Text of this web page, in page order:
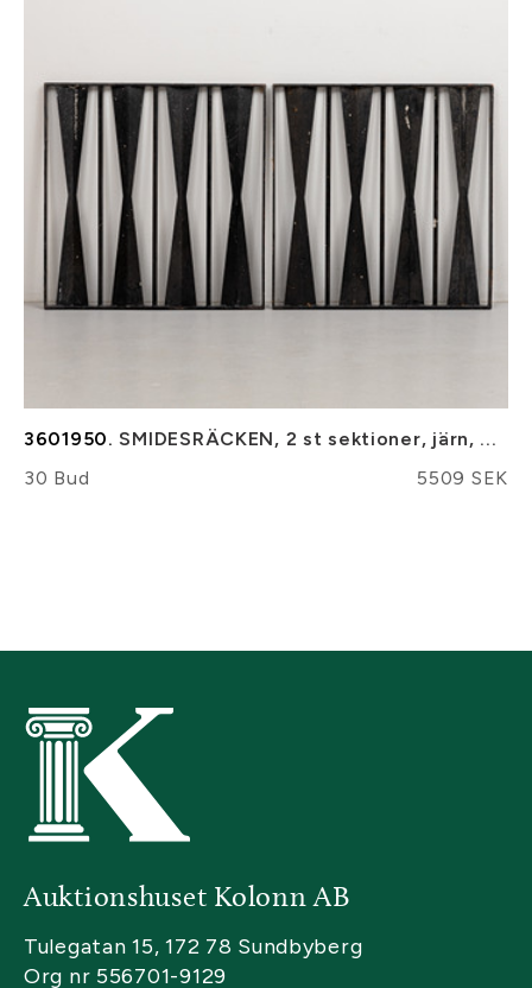
3601950. SMIDESRÄCKEN, 2 st sektioner, järn, ...
30 Bud
5509 SEK
Auktionshuset Kolonn AB
Tulegatan 15, 172 78 Sundbyberg
Org nr 556701-9129